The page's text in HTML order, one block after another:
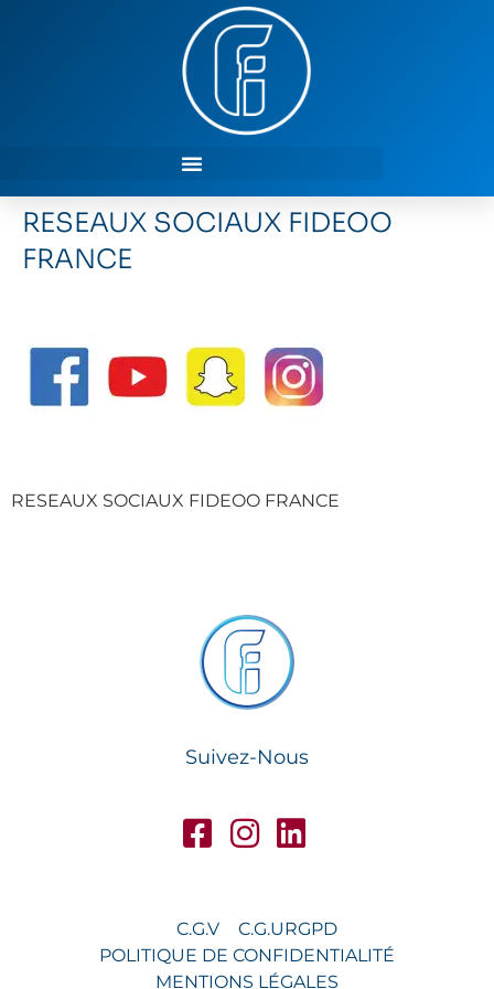
RESEAUX SOCIAUX FIDEOO
FRANCE
RESEAUX SOCIAUX FIDEOO FRANCE
Suivez-Nous
C.G.V C.G.URGPD
POLITIQUE DE CONFIDENTIALITÉ
MENTIONS LÉGALES